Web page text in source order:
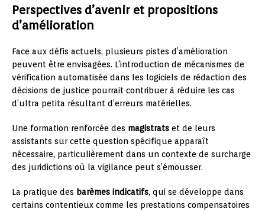
Perspectives d’avenir et propositions
d’amélioration
Face aux défis actuels, plusieurs pistes d’amélioration
peuvent être envisagées. L’introduction de mécanismes de
vérification automatisée dans les logiciels de rédaction des
décisions de justice pourrait contribuer à réduire les cas
d’ultra petita résultant d’erreurs matérielles.
Une formation renforcée des magistrats et de leurs
assistants sur cette question spécifique apparaît
nécessaire, particulièrement dans un contexte de surcharge
des juridictions où la vigilance peut s’émousser.
La pratique des barèmes indicatifs, qui se développe dans
certains contentieux comme les prestations compensatoires